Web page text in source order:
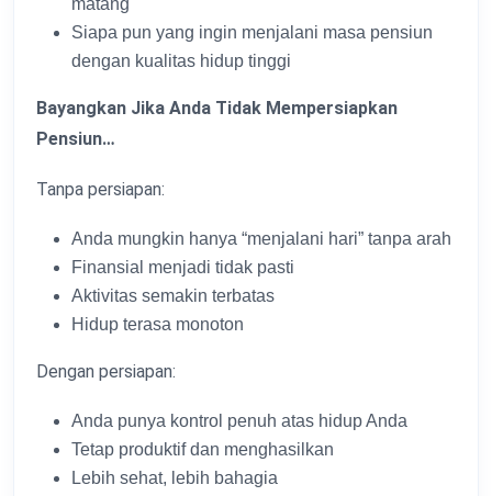
matang
Siapa pun yang ingin menjalani masa pensiun
dengan kualitas hidup tinggi
Bayangkan Jika Anda Tidak Mempersiapkan
Pensiun…
Tanpa persiapan:
Anda mungkin hanya “menjalani hari” tanpa arah
Finansial menjadi tidak pasti
Aktivitas semakin terbatas
Hidup terasa monoton
Dengan persiapan:
Anda punya kontrol penuh atas hidup Anda
Tetap produktif dan menghasilkan
Lebih sehat, lebih bahagia